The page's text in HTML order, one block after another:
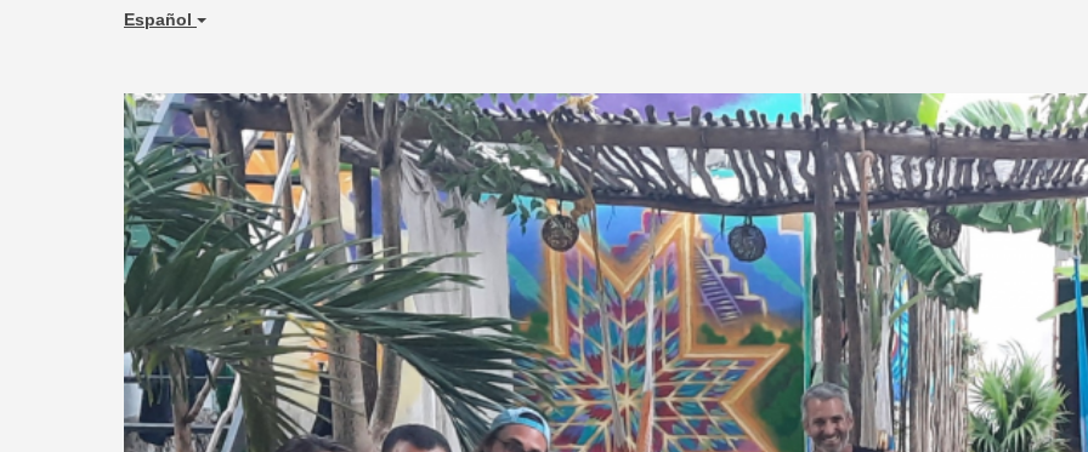
Español
Previous